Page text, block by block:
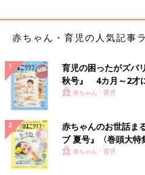
赤ちゃん・育児の人気記事
育児の困ったがズバ
秋号』 4カ月～2才
いっぱい！
赤ちゃん・育児
赤ちゃんのお世話ま
ブ 夏号』〈巻頭大
く！ おっぱい・ミル
赤ちゃん・育児